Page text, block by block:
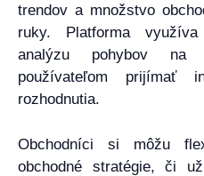
trendov a množstvo
ruky. Platforma
analýzu pohybov na
používateľom prijímať
rozhodnutia.
Obchodníci si môžu
obchodné stratégie, či